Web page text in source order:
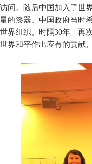
访问。随后中国加入了世
量的漆器。中国政府当时
世界组织。时隔30年，再
世界和平作出应有的贡献